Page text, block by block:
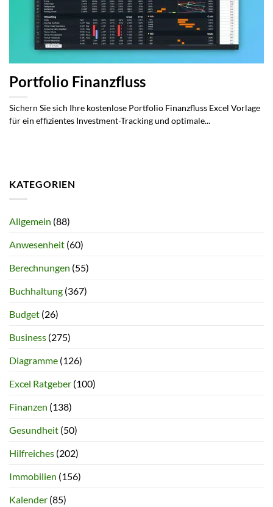
Portfolio Finanzfluss
Sichern Sie sich Ihre kostenlose Portfolio Finanzfluss Excel Vorlage
für ein effizientes Investment-Tracking und optimale...
KATEGORIEN
Allgemein (88)
Anwesenheit (60)
Berechnungen (55)
Buchhaltung (367)
Budget (26)
Business (275)
Diagramme (126)
Excel Ratgeber (100)
Finanzen (138)
Gesundheit (50)
Hilfreiches (202)
Immobilien (156)
Kalender (85)